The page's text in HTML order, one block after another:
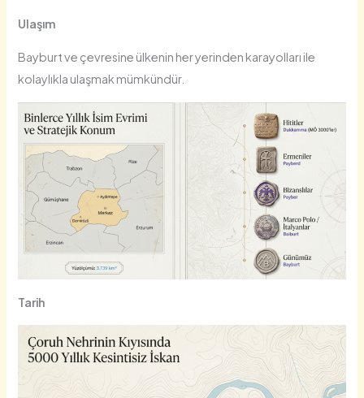
Ulaşım
Bayburt ve çevresine ülkenin her yerinden karayolları ile
kolaylıkla ulaşmak mümkündür.
Tarih